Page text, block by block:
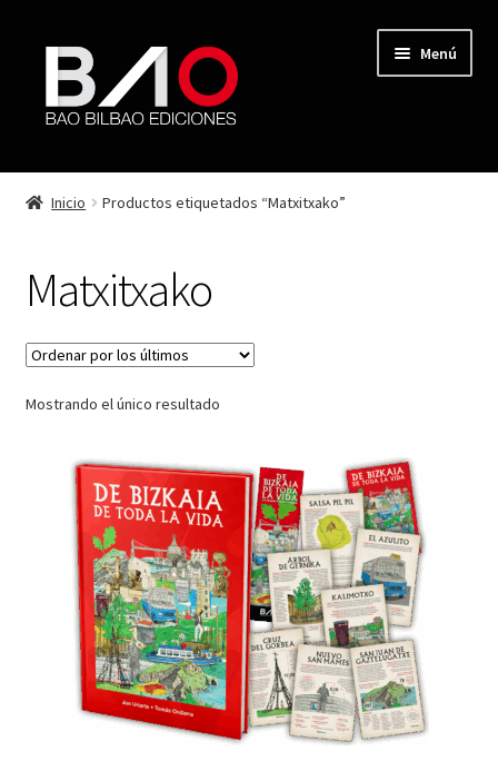
Menú
TIENDA
AUTORES
REVISTA BAO
CONTACTO
FINALIZAR COMPRA
Inicio Productos etiquetados “Matxitxako”
Matxitxako
Mostrando el único resultado